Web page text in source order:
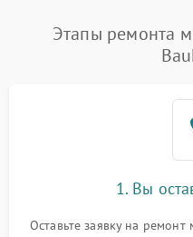
Этапы ремонта
1. Вы
Оставьте заявку на